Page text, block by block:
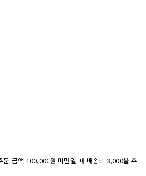
문 금액 100,000원 미만일 때 배송비 3,000을 추